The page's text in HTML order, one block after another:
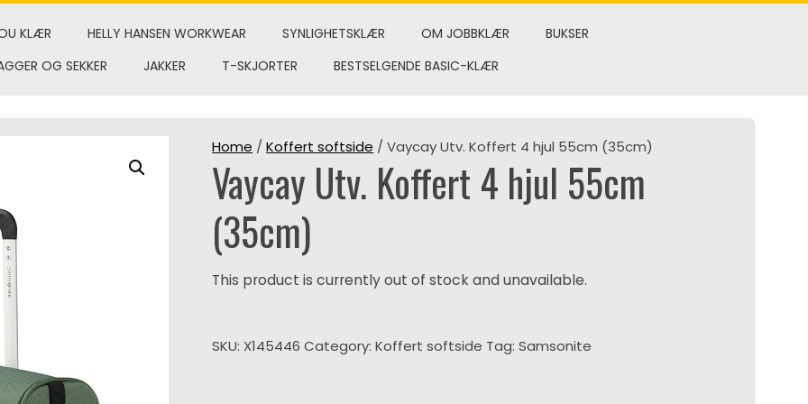
KLÆR HELLY HANSEN WORKWEAR SYNLIGHETSKLÆR OM JOBBKLÆR
BUKSER
OG SEKKER
JAKKER T-SKJORTER BESTSELGENDE BASIC-KLÆR
Home /Koffert softside / Vaycay Utv. Koffert 4 hjul 55cm (35cm)
Vaycay Utv. Koffert 4 hjul 55cm
(35cm)
This product is currently out of stock and unavailable.
SKU: X145446 Category:Koffert softside Tag:Samsonite